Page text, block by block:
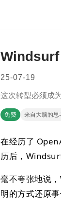
Windsurf
25-07-19
这次转型必须成
免费 来自大脑的思
在经历了
历后，
毫不夸张地说
明的方式还原事